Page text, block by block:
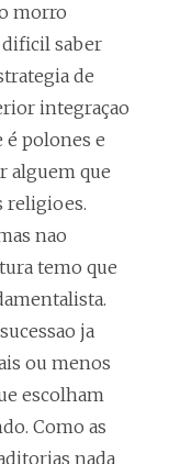
morro
dificil saber
de
integraçao
é polones e
alguem que
religioes.
nao
temo que
ja
ou menos
escolham
Como as
nada